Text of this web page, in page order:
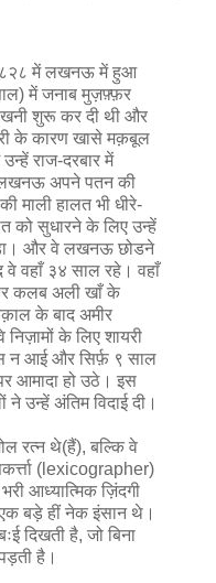
१८२८ में लखनऊ में हुआ
में जनाब मुज़फ़्फ़र
शुरू कर दी थी और
के कारण खासे मक़बूल
राज-दरबार में
लखनऊ अपने पतन की
माली हालत भी धीरे-
को सुधारने के लिए उन्हें
और वे लखनऊ छोडने
वे वहाँ ३४ साल रहे। वहाँ
कलब अली खाँ के
के बाद अमीर
के लिए शायरी
न आई और सिर्फ़ ९ साल
आमादा हो उठे। इस
उन्हें अंतिम विदाई दी।
रत्न थे(हैं), बल्कि वे
(lexicographer)
आध्यात्मिक ज़िंदगी
बड़े हीं नेक इंसान थे।
दिखती है, जो बिना
है।